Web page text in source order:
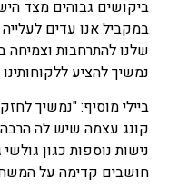
ביקושים גבוהים מצד
במקביל אנו עדים
נמשיך להציע
ביילי מוסיף: "נמשיך
קונג עצמה שיש לה הרבה
נישות נוספות כגון
חושבים קדימה על